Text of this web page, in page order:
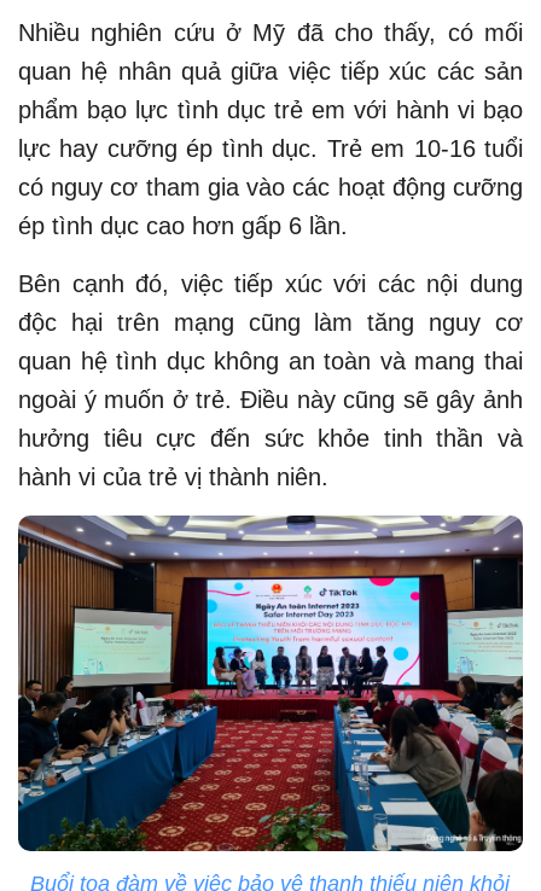
Nhiều nghiên cứu ở Mỹ đã cho thấy, có mối
quan hệ nhân quả giữa việc tiếp xúc các sản
phẩm bạo lực tình dục trẻ em với hành vi bạo
lực hay cưỡng ép tình dục. Trẻ em 10-16 tuổi
có nguy cơ tham gia vào các hoạt động cưỡng
ép tình dục cao hơn gấp 6 lần.
Bên cạnh đó, việc tiếp xúc với các nội dung
độc hại trên mạng cũng làm tăng nguy cơ
quan hệ tình dục không an toàn và mang thai
ngoài ý muốn ở trẻ. Điều này cũng sẽ gây ảnh
hưởng tiêu cực đến sức khỏe tinh thần và
hành vi của trẻ vị thành niên.
Buổi tọa đàm về việc bảo vệ thanh thiếu niên khỏi